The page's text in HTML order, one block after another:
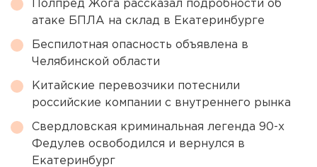
Полпред Жога рассказал подробности об
атаке БПЛА на склад в Екатеринбурге
Беспилотная опасность объявлена в
Челябинской области
Китайские перевозчики потеснили
российские компании с внутреннего рынка
Свердловская криминальная легенда 90-х
Федулев освободился и вернулся в
Екатеринбург